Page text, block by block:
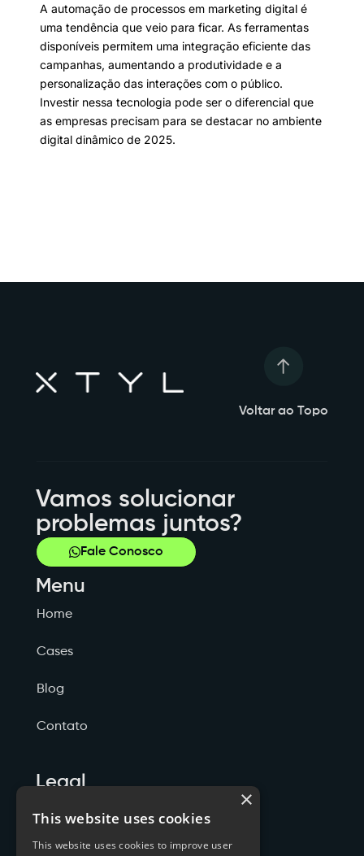
A automação de processos em marketing digital é
uma tendência que veio para ficar. As ferramentas
disponíveis permitem uma integração eficiente das
campanhas, aumentando a produtividade e a
personalização das interações com o público.
Investir nessa tecnologia pode ser o diferencial que
as empresas precisam para se destacar no ambiente
digital dinâmico de 2025.
Voltar ao Topo
Vamos solucionar
problemas juntos?
Fale Conosco
Menu
Home
Cases
Blog
Contato
Legal
Politicas de Privacidade
Termos de Serviço
×
This website uses cookies
This website uses cookies to improve user